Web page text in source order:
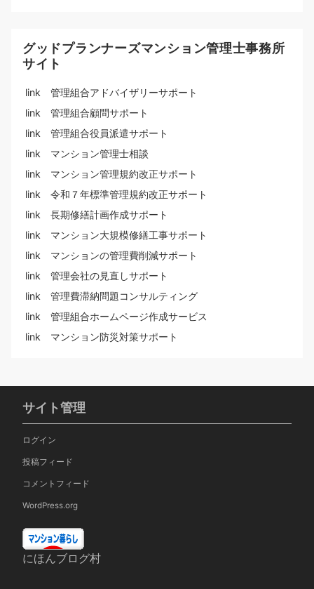
グッドプランナーズマンション管理士事務所
サイト
link 管理組合アドバイザリーサポート
link 管理組合顧問サポート
link 管理組合役員派遣サポート
link マンション管理士相談
link マンション管理規約改正サポート
link 令和７年標準管理規約改正サポート
link 長期修繕計画作成サポート
link マンション大規模修繕工事サポート
link マンションの管理費削減サポート
link 管理会社の見直しサポート
link 管理費滞納問題コンサルティング
link 管理組合ホームページ作成サービス
link マンション防災対策サポート
サイト管理
ログイン
投稿フィード
コメントフィード
WordPress.org
にほんブログ村